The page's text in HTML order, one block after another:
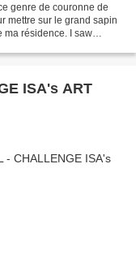
genre de couronne de
mettre sur le grand sapin
ma résidence. I saw
ISA's ART